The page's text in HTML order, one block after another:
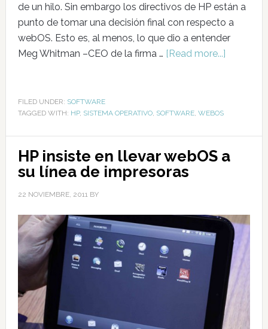
de un hilo. Sin embargo los directivos de HP están a
punto de tomar una decisión final con respecto a
webOS. Esto es, al menos, lo que dio a entender
Meg Whitman –CEO de la firma … [Read more...]
FILED UNDER: SOFTWARE
TAGGED WITH: HP, SISTEMA OPERATIVO, SOFTWARE, WEBOS
HP insiste en llevar webOS a
su línea de impresoras
22 NOVIEMBRE, 2011BY